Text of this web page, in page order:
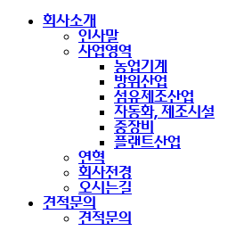
회사소개
인사말
사업영역
농업기계
방위산업
섬유제조산업
자동화, 제조시설
중장비
플랜트산업
연혁
회사전경
오시는길
견적문의
견적문의